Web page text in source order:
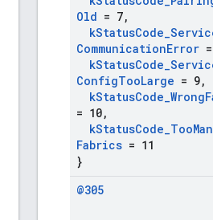
Old = 7,
kStatusCode_
CommunicationError
kStatusCode_
ConfigTooLarge = 9,
kStatusCode_Wrong
= 10,
kStatusCode_Too
Fabrics = 11
}
@305